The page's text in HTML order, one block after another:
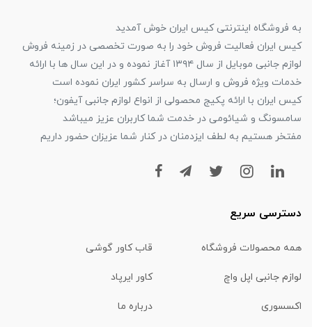
به فروشگاه اینترنتی کیس ایران خوش آمدید
کیس ایران فعالیت فروش خود را به صورت تخصصی در زمینه فروش
لوازم جانبی موبایل از سال ۱۳۹۴ آغاز نموده و در این سال ها با ارائه
خدمات ویژه فروش و ارسال به سراسر کشور ایران نموده است
کیس ایران با ارائه پکیج محصولی از انواع لوازم جانبی آیفون؛
سامسونگ و شیائومی در خدمت شما کاربران عزیز میباشد
مفتخر هستیم به لطف ایزدمنان در کنار شما عزیزان حضور داریم
دسترسی سریع
همه محصولات فروشگاه قاب کاور گوشی
لوازم جانبی اپل واچ کاور ایرپاد
اکسسوری درباره ما